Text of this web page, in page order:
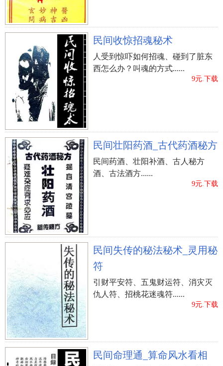
民间收惊招魂秘术
人受到惊吓如何招魂、碰到了脏东
西怎么办？叫魂的方式......
9元.下载
民间壮阳药酒_古代药酒秘方
民间药酒、壮阳补酒、古人秘方
酒、古法酒方......
9元.下载
民间失传的秘法秘术_灵用秘
符
引财平安符、五鬼财运符、消灾灭
仇人符、招桃花迷魂符......
9元.下载
民间命理通_算命风水看相